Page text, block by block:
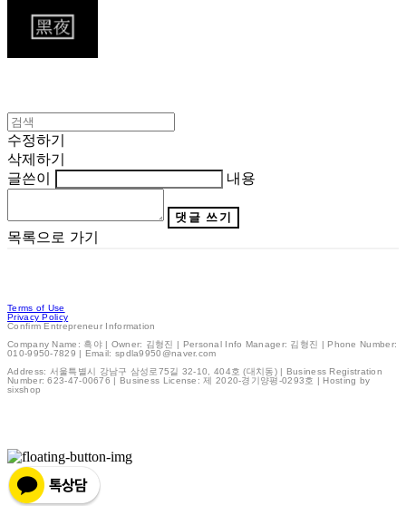
수정하기
삭제하기
글쓴이
내용
댓글 쓰기
목록으로 가기
Terms of Use
Privacy Policy
Confirm Entrepreneur Information
Company Name: 흑야 | Owner: 김형진 | Personal Info Manager: 김형진 | Phone Number:
010-9950-7829 | Email: spdla9950@naver.com
Address: 서울특별시 강남구 삼성로75길 32-10, 404호 (대치동) | Business Registration
Number:623-47-00676 | Business License:제 2020-경기양평-0293호 | Hosting by
sixshop